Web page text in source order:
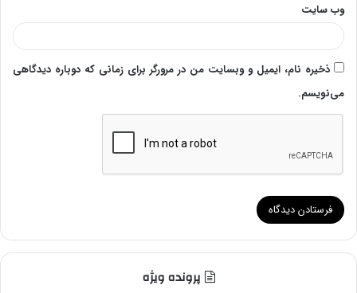
وب‌ سایت
ذخیره نام، ایمیل و وبسایت من در مرورگر برای زمانی که دوباره دیدگاهی
می‌نویسم.
پرونده ویژه